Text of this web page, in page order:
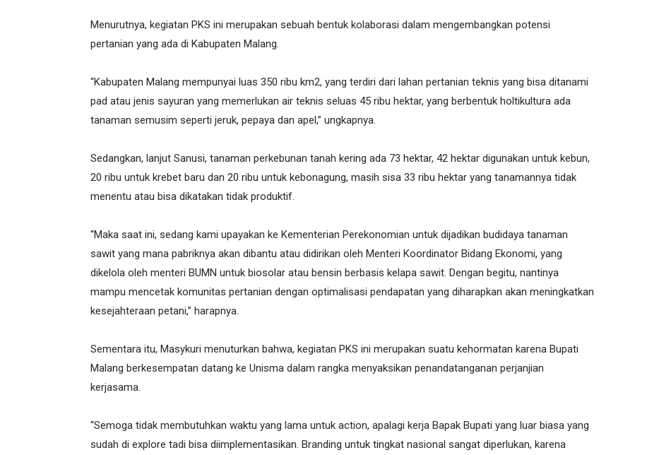
Menurutnya, kegiatan PKS ini merupakan sebuah bentuk kolaborasi dalam mengembangkan potensi
pertanian yang ada di Kabupaten Malang.
“Kabupaten Malang mempunyai luas 350 ribu km2, yang terdiri dari lahan pertanian teknis yang bisa ditanami
pad atau jenis sayuran yang memerlukan air teknis seluas 45 ribu hektar, yang berbentuk holtikultura ada
tanaman semusim seperti jeruk, pepaya dan apel,” ungkapnya.
Sedangkan, lanjut Sanusi, tanaman perkebunan tanah kering ada 73 hektar, 42 hektar digunakan untuk kebun,
20 ribu untuk krebet baru dan 20 ribu untuk kebonagung, masih sisa 33 ribu hektar yang tanamannya tidak
menentu atau bisa dikatakan tidak produktif.
“Maka saat ini, sedang kami upayakan ke Kementerian Perekonomian untuk dijadikan budidaya tanaman
sawit yang mana pabriknya akan dibantu atau didirikan oleh Menteri Koordinator Bidang Ekonomi, yang
dikelola oleh menteri BUMN untuk biosolar atau bensin berbasis kelapa sawit. Dengan begitu, nantinya
mampu mencetak komunitas pertanian dengan optimalisasi pendapatan yang diharapkan akan meningkatkan
kesejahteraan petani,” harapnya.
Sementara itu, Masykuri menuturkan bahwa, kegiatan PKS ini merupakan suatu kehormatan karena Bupati
Malang berkesempatan datang ke Unisma dalam rangka menyaksikan penandatanganan perjanjian
kerjasama.
“Semoga tidak membutuhkan waktu yang lama untuk action, apalagi kerja Bapak Bupati yang luar biasa yang
sudah di explore tadi bisa diimplementasikan. Branding untuk tingkat nasional sangat diperlukan, karena